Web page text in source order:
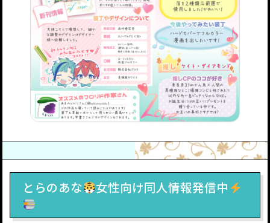
とらのあな 女性向け同人情報発信中